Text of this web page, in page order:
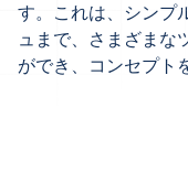
す。これは、シンプ
ュまで、さまざまな
ができ、コンセプト